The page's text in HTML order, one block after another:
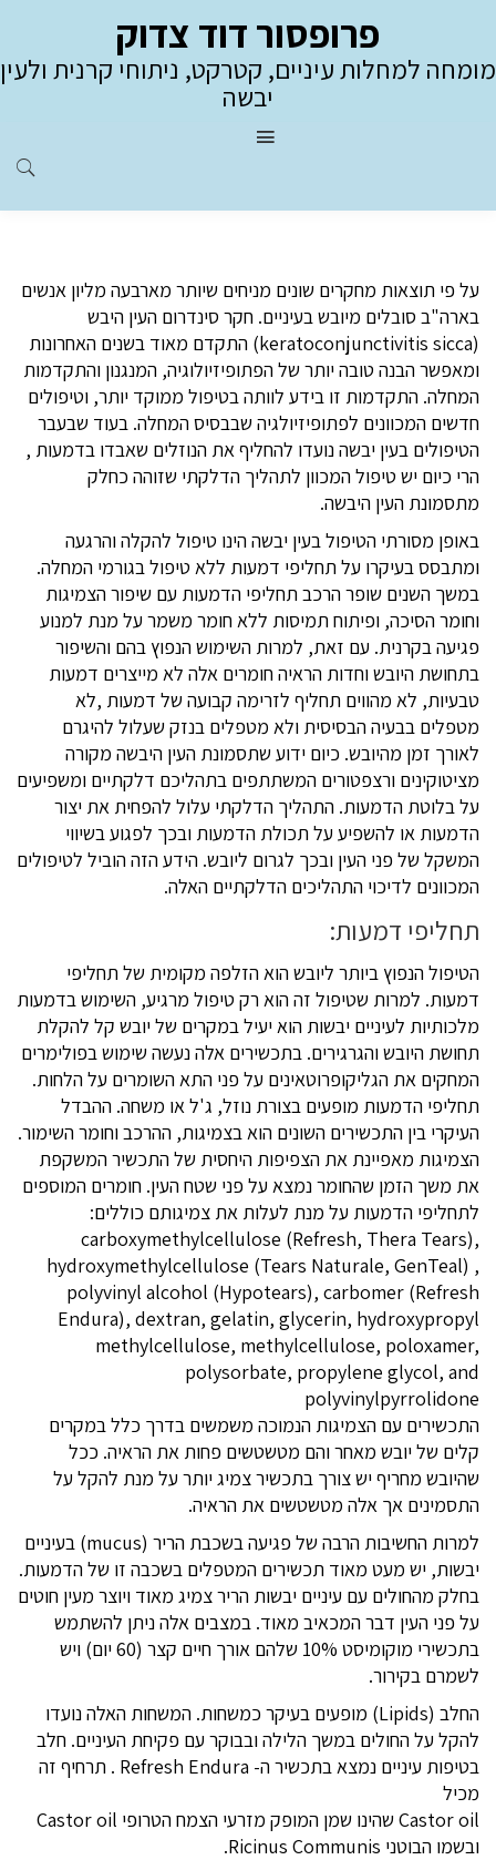
פרופסור דוד צדוק
מומחה למחלות עיניים, קטרקט, ניתוחי קרנית ולעין
יבשה
על פי תוצאות מחקרים שונים מניחים שיותר מארבעה מליון אנשים
בארה"ב סובלים מיובש בעיניים. חקר סינדרום העין היבש
(keratoconjunctivitis sicca) התקדם מאוד בשנים האחרונות
ומאפשר הבנה טובה יותר של הפתופיזיולוגיה, המנגנון והתקדמות
המחלה. התקדמות זו בידע לוותה בטיפול ממוקד יותר, וטיפולים
חדשים המכוונים לפתופיזיולגיה שבבסיס המחלה. בעוד שבעבר
הטיפולים בעין יבשה נועדו להחליף את הנוזלים שאבדו בדמעות ,
הרי כיום יש טיפול המכוון לתהליך הדלקתי שזוהה כחלק
מתסמונת העין היבשה.
באופן מסורתי הטיפול בעין יבשה הינו טיפול להקלה והרגעה
ומתבסס בעיקרו על תחליפי דמעות ללא טיפול בגורמי המחלה.
במשך השנים שופר הרכב תחליפי הדמעות עם שיפור הצמיגות
וחומר הסיכה, ופיתוח תמיסות ללא חומר משמר על מנת למנוע
פגיעה בקרנית. עם זאת, למרות השימוש הנפוץ בהם והשיפור
בתחושת היובש וחדות הראיה חומרים אלה לא מייצרים דמעות
טבעיות, לא מהווים תחליף לזרימה קבועה של דמעות ,לא
מטפלים בבעיה הבסיסית ולא מטפלים בנזק שעלול להיגרם
לאורך זמן מהיובש. כיום ידוע שתסמונת העין היבשה מקורה
מציטוקינים ורצפטורים המשתתפים בתהליכם דלקתיים ומשפיעים
על בלוטת הדמעות. התהליך הדלקתי עלול להפחית את יצור
הדמעות או להשפיע על תכולת הדמעות ובכך לפגוע בשיווי
המשקל של פני העין ובכך לגרום ליובש. הידע הזה הוביל לטיפולים
המכוונים לדיכוי התהליכים הדלקתיים האלה.
תחליפי דמעות:
הטיפול הנפוץ ביותר ליובש הוא הזלפה מקומית של תחליפי
דמעות. למרות שטיפול זה הוא רק טיפול מרגיע, השימוש בדמעות
מלכותיות לעיניים יבשות הוא יעיל במקרים של יובש קל להקלת
תחושת היובש והגרגירים. בתכשירים אלה נעשה שימוש בפולימרים
המחקים את הגליקופרוטאינים על פני התא השומרים על הלחות.
תחליפי הדמעות מופעים בצורת נוזל, ג'ל או משחה. ההבדל
העיקרי בין התכשירים השונים הוא בצמיגות, ההרכב וחומר השימור.
הצמיגות מאפיינת את הצפיפות היחסית של התכשיר המשקפת
את משך הזמן שהחומר נמצא על פני שטח העין. חומרים המוספים
לתחליפי הדמעות על מנת לעלות את צמיגותם כוללים:
carboxymethylcellulose (Refresh, Thera Tears),
hydroxymethylcellulose (Tears Naturale, GenTeal) ,
polyvinyl alcohol (Hypotears), carbomer (Refresh
Endura), dextran, gelatin, glycerin, hydroxypropyl
methylcellulose, methylcellulose, poloxamer,
polysorbate, propylene glycol, and
polyvinylpyrrolidone
התכשירים עם הצמיגות הנמוכה משמשים בדרך כלל במקרים
קלים של יובש מאחר והם מטשטשים פחות את הראיה. ככל
שהיובש מחריף יש צורך בתכשיר צמיג יותר על מנת להקל על
התסמינים אך אלה מטשטשים את הראיה.
למרות החשיבות הרבה של פגיעה בשכבת הריר (mucus) בעיניים
יבשות, יש מעט מאוד תכשירים המטפלים בשכבה זו של הדמעות.
בחלק מהחולים עם עיניים יבשות הריר צמיג מאוד ויוצר מעין חוטים
על פני העין דבר המכאיב מאוד. במצבים אלה ניתן להשתמש
בתכשירי מוקומיסט 10% שלהם אורך חיים קצר (60 יום) ויש
לשמרם בקירור.
החלב (Lipids) מופעים בעיקר כמשחות. המשחות האלה נועדו
להקל על החולים במשך הלילה ובבוקר עם פקיחת העיניים. חלב
בטיפות עיניים נמצא בתכשיר ה- Refresh Endura . תרחיף זה
מכיל
Castor oil שהינו שמן המופק מזרעי הצמח הטרופי Castor oil
ובשמו הבוטני Ricinus Communis.